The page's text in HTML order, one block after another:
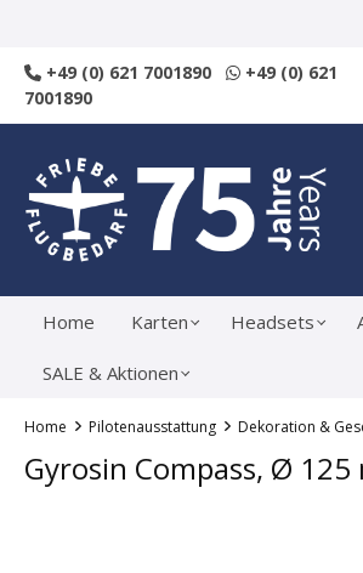
+49 (0) 621 7001890
+49 (0) 621
7001890
Home Karten Headsets
SALE & Aktionen
Home Pilotenausstattung Dekoration &
Gyrosin Compass, Ø